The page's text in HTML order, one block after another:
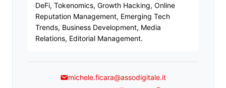
DeFi, Tokenomics, Growth Hacking, Online
Reputation Management, Emerging Tech
Trends, Business Development, Media
Relations, Editorial Management.
michele.ficara@assodigitale.it